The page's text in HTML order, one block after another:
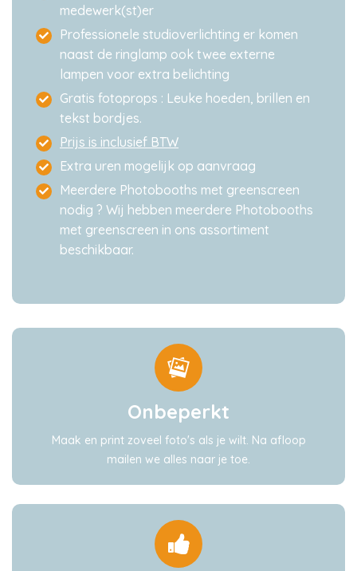
medewerk(st)er
Professionele studioverlichting er komen
naast de ringlamp ook twee externe
lampen voor extra belichting
Gratis fotoprops : Leuke hoeden, brillen en
tekst bordjes.
Prijs is inclusief BTW
Extra uren mogelijk op aanvraag
Meerdere Photobooths met greenscreen
nodig ? Wij hebben meerdere Photobooths
met greenscreen in ons assortiment
beschikbaar.
Onbeperkt
Maak en print zoveel foto's als je wilt. Na afloop
mailen we alles naar je toe.